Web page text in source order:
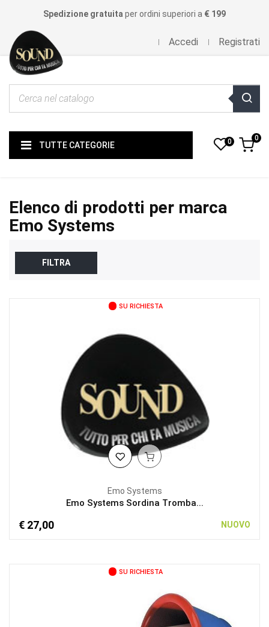
Spedizione gratuita per ordini superiori a € 199
Accedi Registrati
TUTTE CATEGORIE 0 0
Elenco di prodotti per marca
Emo Systems
FILTRA
SU RICHIESTA
Emo Systems
Emo Systems Sordina Tromba...
€ 27,00 NUOVO
SU RICHIESTA